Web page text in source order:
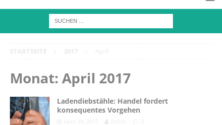
Monat: April 2017
Ladendiebstähle: Handel fordert
konsequentes Vorgehen